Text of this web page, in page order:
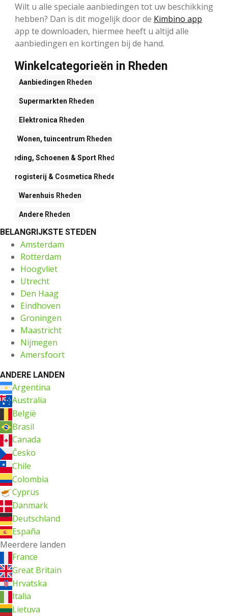
Wilt u alle speciale aanbiedingen tot uw beschikking
hebben? Dan is dit mogelijk door de Kimbino app
app te downloaden, hiermee heeft u altijd alle
aanbiedingen en kortingen bij de hand.
Winkelcategorieën in Rheden
Aanbiedingen Rheden
Supermarkten Rheden
Elektronica Rheden
Wonen, tuincentrum Rheden
Kleding, Schoenen & SportRheden
Drogisterij & Cosmetica Rheden
Warenhuis Rheden
Andere Rheden
BELANGRIJKSTE STEDEN
Amsterdam
Rotterdam
Hoogvliet
Utrecht
Den Haag
Eindhoven
Groningen
Maastricht
Nijmegen
Amersfoort
ANDERE LANDEN
Argentina
Australia
België
Brasil
Canada
Česko
Chile
Colombia
Cyprus
Danmark
Deutschland
España
Meerdere landen
France
Great Britain
Hrvatska
Italia
Lietuva